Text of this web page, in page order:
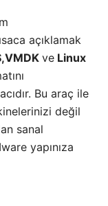
açıklamak
ve Linux
Bu araç ile
değil
sanal
yapınıza